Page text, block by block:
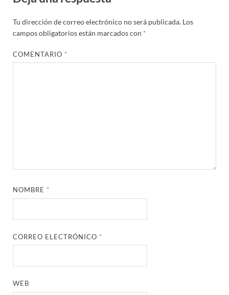
Tu dirección de correo electrónico no será publicada. Los
campos obligatorios están marcados con *
COMENTARIO *
NOMBRE *
CORREO ELECTRÓNICO *
WEB